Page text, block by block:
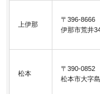
上伊那
〒396-8666
伊那市荒井
松本
〒390-0852
松本市大字